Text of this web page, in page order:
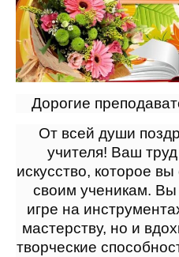
Дорогие
От всей души
учителя! Ваш
искусство, которое
своим ученикам. Вы
игре на
мастерству, но и
творческие